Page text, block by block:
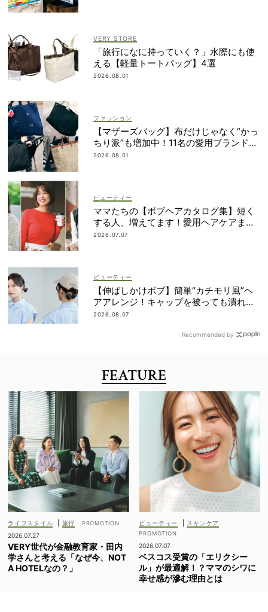
VERY STORE
「旅行になに持っていく？」水際にも使
える【軽量トートバッグ】4選
2026.08.01
ファッション
【マザーズバッグ】布だけじゃなく“かっ
ちり派”も増加中！11名の愛用ブランド
は？
2026.08.01
ビューティー
ママたちの【ボブヘアカタログ集】短く
する人、増えてます！愛用ヘアケアまで
全部見せ
2026.07.07
ビューティー
【伸ばしかけボブ】簡単“カチモリ風”ヘ
アアレンジ！キャップを被っても潰れな
い
2026.08.07
Recommended by
FEATURE
ライフスタイル
旅行
2026.07.27
VERY世代が金融教育家・田内
学さんと考える「なぜ今、NOT
A HOTELなの？」
ビューティー スキンケア
2026.07.07
ベスコス受賞の「エリクシー
ル」が最適解！？ママのシワに
幸せ感が滲む理由とは